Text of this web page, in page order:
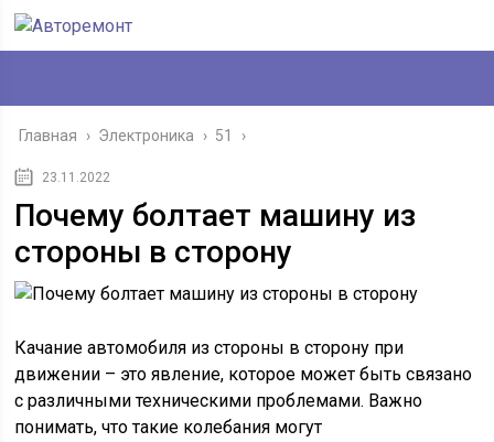
Главная › Электроника › 51 ›
23.11.2022
Почему болтает машину из
стороны в сторону
Качание автомобиля из стороны в сторону при
движении – это явление, которое может быть связано
с различными техническими проблемами. Важно
понимать, что такие колебания могут